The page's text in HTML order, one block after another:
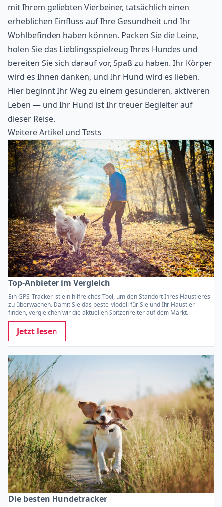
mit Ihrem geliebten Vierbeiner, tatsächlich einen
erheblichen Einfluss auf Ihre Gesundheit und Ihr
Wohlbefinden haben können. Packen Sie die Leine,
holen Sie das Lieblingsspielzeug Ihres Hundes und
bereiten Sie sich darauf vor, Spaß zu haben. Ihr Körper
wird es Ihnen danken, und Ihr Hund wird es lieben.
Hier beginnt Ihr Weg zu einem gesünderen, aktiveren
Leben — und Ihr Hund ist Ihr treuer Begleiter auf
dieser Reise.
Weitere Artikel und Tests
Top-Anbieter im Vergleich
Ein GPS-Tracker ist ein hilfreiches Tool, um den Standort Ihres Haustieres
zu überwachen. Damit Sie das beste Modell für Sie und Ihr Haustier
finden, vergleichen wir die aktuellen Spitzenreiter auf dem Markt.
Jetzt lesen
Die besten Hundetracker